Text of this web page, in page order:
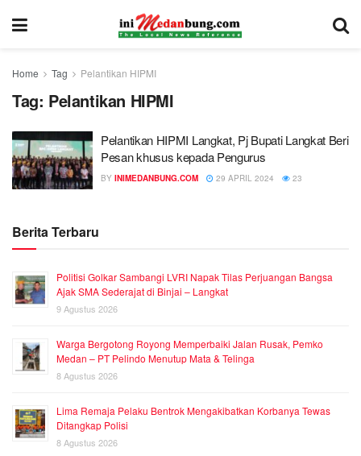
Home Tag Pelantikan HIPMI
Tag: Pelantikan HIPMI
Pelantikan HIPMI Langkat, Pj Bupati Langkat Beri
Pesan khusus kepada Pengurus
BY INIMEDANBUNG.COM 29 APRIL 2024 23
Berita Terbaru
Politisi Golkar Sambangi LVRI Napak Tilas Perjuangan Bangsa
Ajak SMA Sederajat di Binjai – Langkat
9 Agustus 2026
Warga Bergotong Royong Memperbaiki Jalan Rusak, Pemko
Medan – PT Pelindo Menutup Mata & Telinga
8 Agustus 2026
Lima Remaja Pelaku Bentrok Mengakibatkan Korbanya Tewas
Ditangkap Polisi
8 Agustus 2026